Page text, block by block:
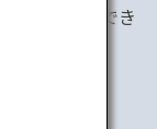
でしか経験でき
う。